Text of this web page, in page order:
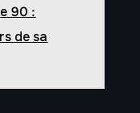
90 :
de sa